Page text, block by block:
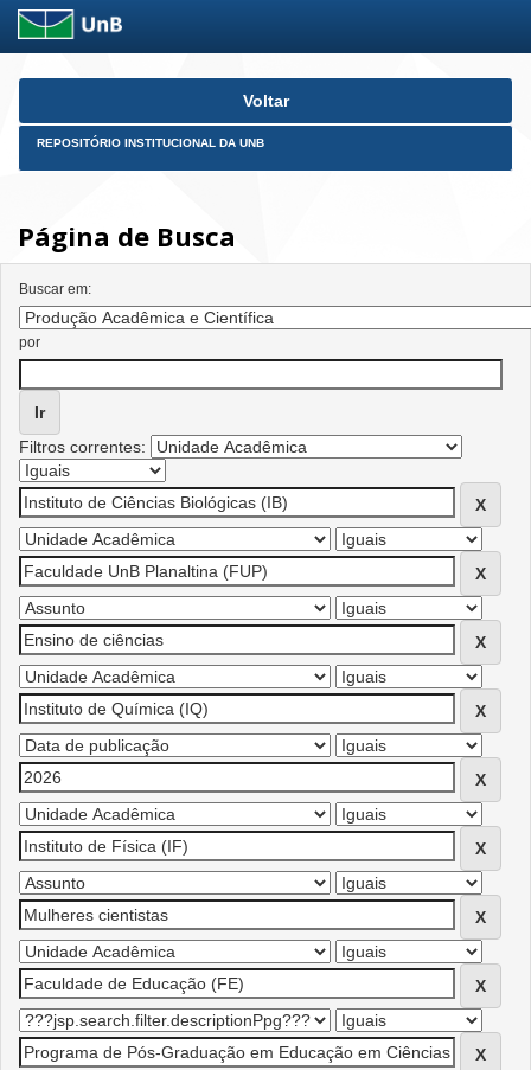
Skip
Voltar
REPOSITÓRIO INSTITUCIONAL DA UNB
Página de Busca
Buscar em:
por
Filtros correntes: